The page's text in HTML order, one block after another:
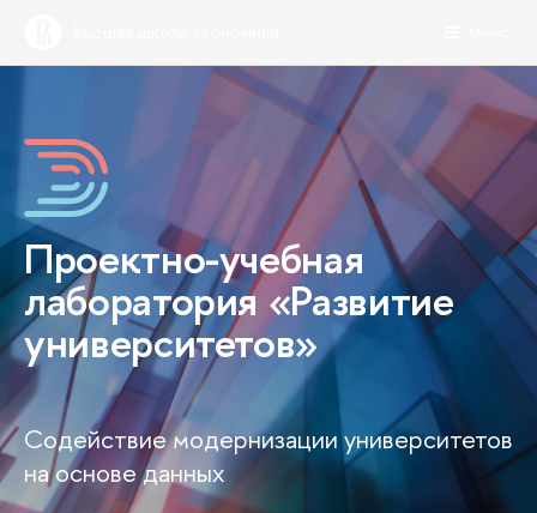
Проектно-учебная
лаборатория «Развитие
университетов»
Содействие модернизации университетов
на основе данных